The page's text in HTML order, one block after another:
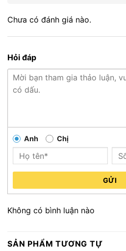
Chưa có đánh giá nào.
Hỏi đáp
Anh Chị
GỬI
Không có bình luận nào
SẢN PHẨM TƯƠNG TỰ